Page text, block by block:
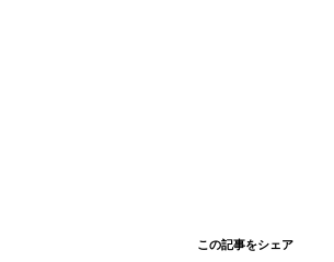
この記事をシェア